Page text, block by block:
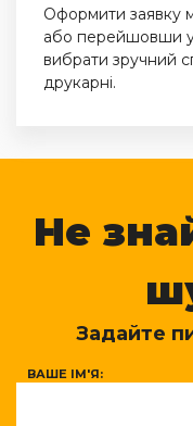
Оформити заявку
або перейшовши у
вибрати зручний
друкарні.
Не
Задайте
ВАШЕ ІМ'Я: